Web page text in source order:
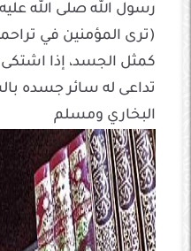
رسول الله صلى الله
(ترى المؤمنين في
كمثل الجسد، إذا
تداعى له سائر جسده
البخاري ومسلم